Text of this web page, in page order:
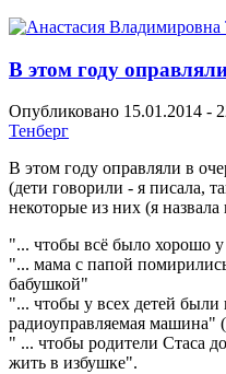
В этом году
Опубликовано 15.01.2014 -
Тенберг
В этом году оправляли в
(дети говорили - я писала,
некоторые из них (я
"... чтобы всё было хорошо
"... мама с папой
бабушкой"
"... чтобы у всех детей
радиоуправляемая машина"
" ... чтобы родители Стаса
жить в избушке".